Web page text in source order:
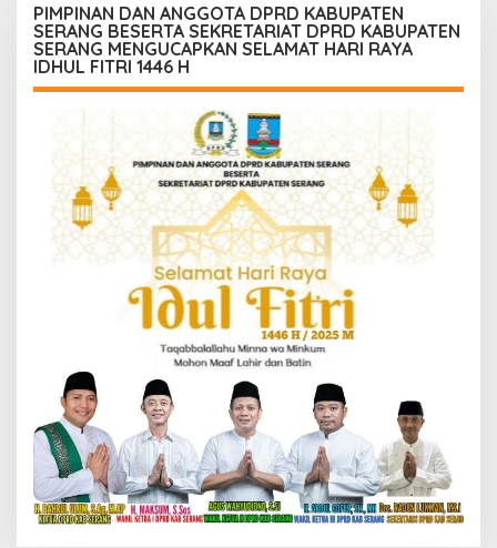
PIMPINAN DAN ANGGOTA DPRD KABUPATEN
SERANG BESERTA SEKRETARIAT DPRD KABUPATEN
SERANG MENGUCAPKAN SELAMAT HARI RAYA
IDHUL FITRI 1446 H